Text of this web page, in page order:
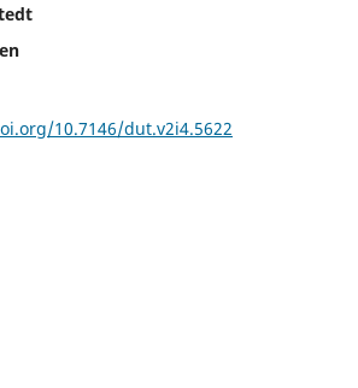
10.7146/dut.v2i4.5622